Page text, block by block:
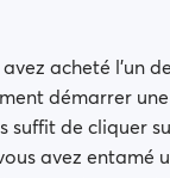
acheté l'un
démarrer
suffit de cliquer
avez entamé